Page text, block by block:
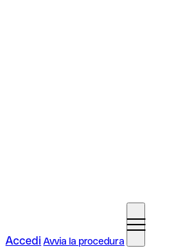
Accedi Avvia la procedura